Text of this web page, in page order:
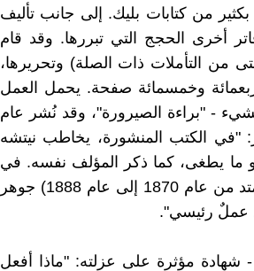
من كتابات بليك. إلى جانب تأليف
أخرى الحجج التي تبررها. وقد قام
من التأملات ذات الصلة) وتحريرها،
وخمسمائة صفحة. يحمل العمل
- "براءة الصيرورة"، وقد نُشر عام
"في الكتب المنشورة، يخاطب نيتشه
ما يطغى، كما ذكر المؤلف نفسه. في
المقابل، يسجل عمله غير المنشور (الذي يمتد من عام 1870 إلى عام 1888) جوهر
عملٌ رئيسي".
المجلد الأول - شهادة مؤثرة على عزلته: "ماذا أفعل